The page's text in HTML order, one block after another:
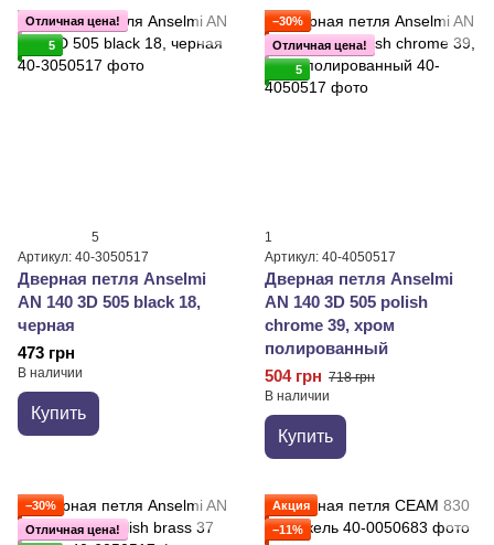
Отличная цена!
5
5
Артикул: 40-3050517
Дверная петля Anselmi
AN 140 3D 505 black 18,
черная
473 грн
В наличии
Купить
−30%
Отличная цена!
5
1
Артикул: 40-4050517
Дверная петля Anselmi
AN 140 3D 505 polish
chrome 39, хром
полированный
504 грн 718 грн
В наличии
Купить
−30%
Отличная цена!
Акция
−11%